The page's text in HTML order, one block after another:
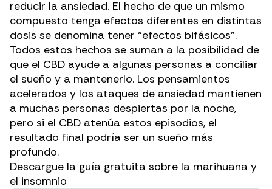
reducir la ansiedad. El hecho de que un mismo
compuesto tenga efectos diferentes en distintas
dosis se denomina tener “efectos bifásicos”.
Todos estos hechos se suman a la posibilidad de
que el CBD ayude a algunas personas a conciliar
el sueño y a mantenerlo. Los pensamientos
acelerados y los ataques de ansiedad mantienen
a muchas personas despiertas por la noche,
pero si el CBD atenúa estos episodios, el
resultado final podría ser un sueño más
profundo.
Descargue la guía gratuita sobre la marihuana y
el insomnio